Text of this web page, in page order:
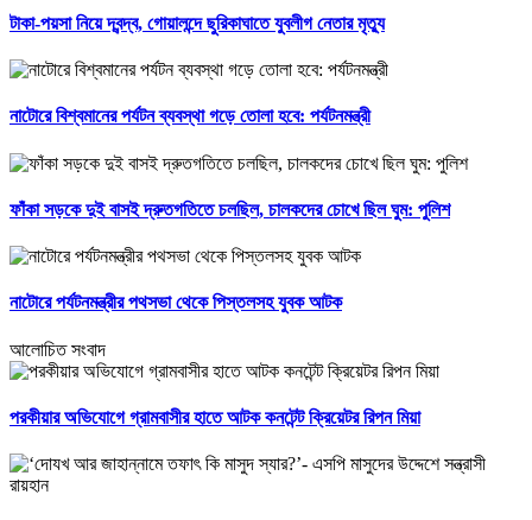
টাকা-পয়সা নিয়ে দ্বন্দ্ব, গোয়ালন্দে ছুরিকাঘাতে যুবলীগ নেতার মৃত্যু
নাটোরে বিশ্বমানের পর্যটন ব্যবস্থা গড়ে তোলা হবে: পর্যটনমন্ত্রী
ফাঁকা সড়কে দুই বাসই দ্রুতগতিতে চলছিল, চালকদের চোখে ছিল ঘুম: পুলিশ
নাটোরে পর্যটনমন্ত্রীর পথসভা থেকে পিস্তলসহ যুবক আটক
আলোচিত সংবাদ
পরকীয়ার অভিযোগে গ্রামবাসীর হাতে আটক কনটেন্ট ক্রিয়েটর রিপন মিয়া